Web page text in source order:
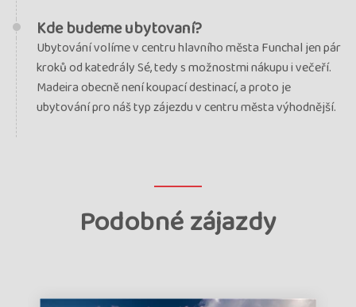
Kde budeme ubytovaní?
Ubytování volíme v centru hlavního města Funchal jen pár
kroků od katedrály Sé, tedy s možnostmi nákupu i večeří.
Madeira obecně není koupací destinací, a proto je
ubytování pro náš typ zájezdu v centru města výhodnější.
Podobné zájazdy